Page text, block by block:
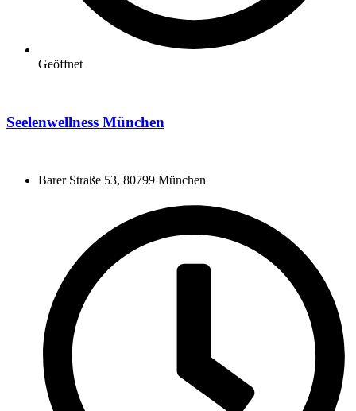
Geöffnet
Seelenwellness München
Barer Straße 53, 80799 München